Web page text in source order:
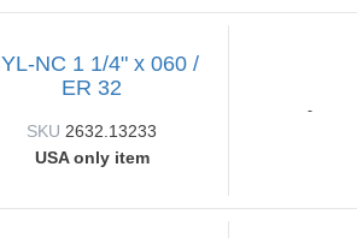
NC 1 1/4" x 060 /
ER 32
SKU 2632.13233
USA only item
-